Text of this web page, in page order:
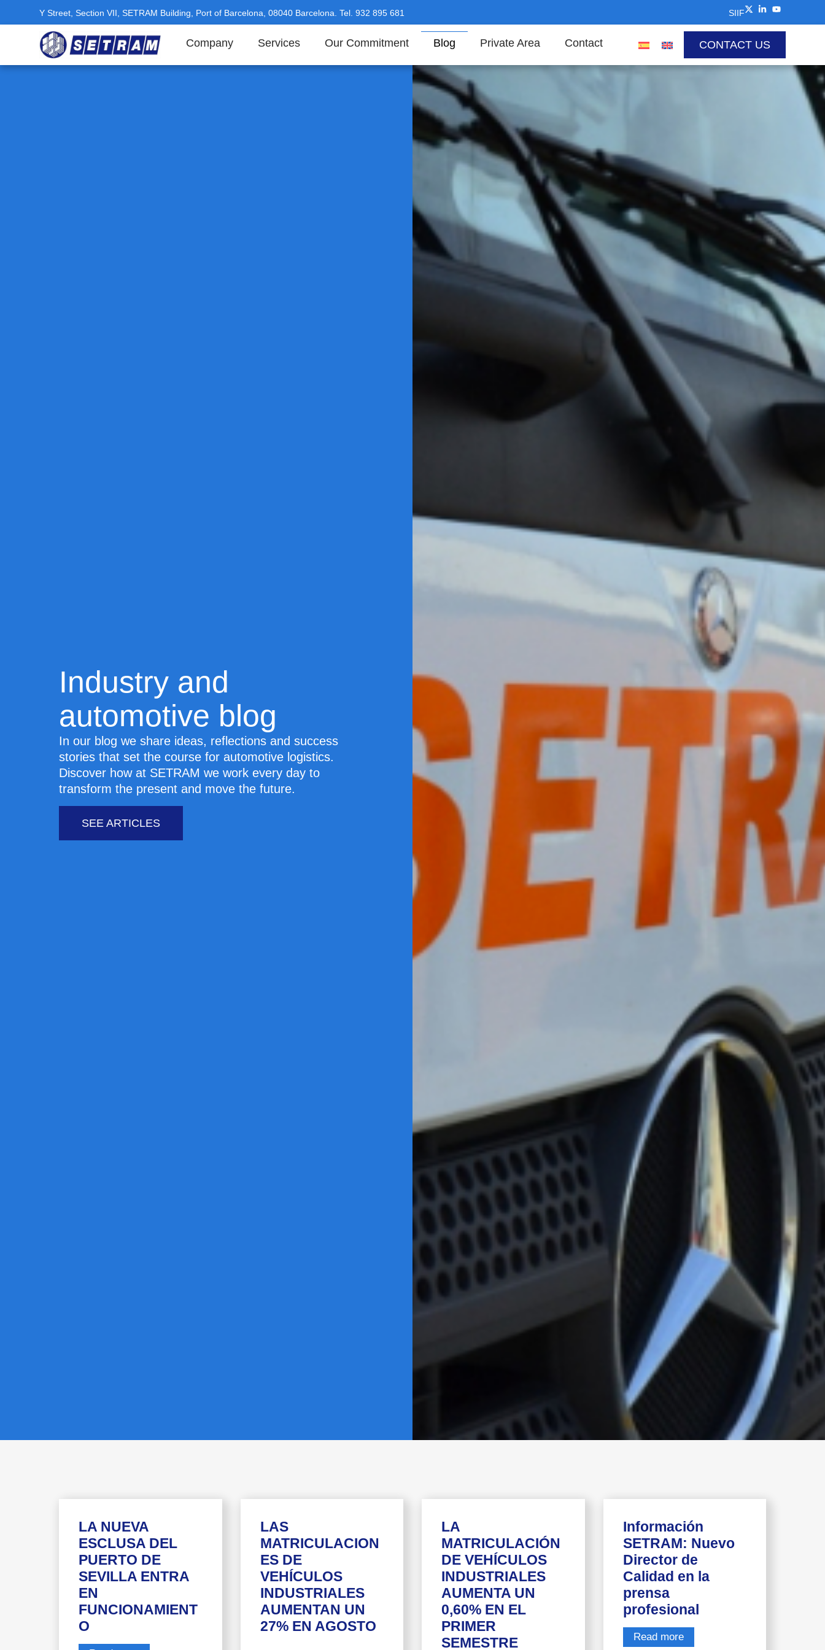
Y Street, Section VII, SETRAM Building, Port of Barcelona, 08040 Barcelona. Tel. 932 895 681 SIIF
Company Services Our Commitment Blog Private Area Contact CONTACT US
Industry and
automotive blog
In our blog we share ideas, reflections and success
stories that set the course for automotive logistics.
Discover how at SETRAM we work every day to
transform the present and move the future.
SEE ARTICLES
LA NUEVA
ESCLUSA DEL
PUERTO DE
SEVILLA ENTRA
EN
FUNCIONAMIENT
O
LAS
MATRICULACION
ES DE
VEHÍCULOS
INDUSTRIALES
AUMENTAN UN
27% EN AGOSTO
LA
MATRICULACIÓN
DE VEHÍCULOS
INDUSTRIALES
AUMENTA UN
0,60% EN EL
PRIMER
SEMESTRE
Información
SETRAM: Nuevo
Director de
Calidad en la
prensa
profesional
Read more